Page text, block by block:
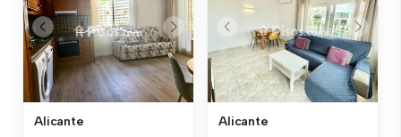
Alicante Alicante